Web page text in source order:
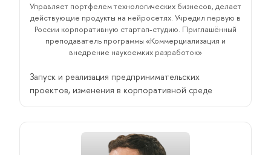
Управляет портфелем технологических бизнесов, делает
действующие продукты на нейросетях. Учредил первую в
России корпоративную стартап-студию. Приглашённый
преподаватель программы «Коммерциализация и
внедрение наукоемких разработок»
Запуск и реализация предпринимательских
проектов, изменения в корпоративной среде